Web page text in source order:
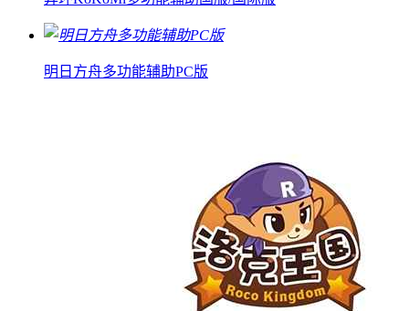
明日方舟多功能辅助PC版